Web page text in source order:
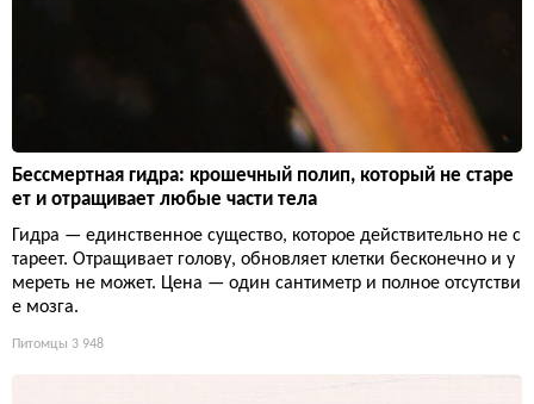
Бессмертная гидра: крошечный полип, который не старе
ет и отращивает любые части тела
Гидра — единственное существо, которое действительно не с
тареет. Отращивает голову, обновляет клетки бесконечно и у
мереть не может. Цена — один сантиметр и полное отсутстви
е мозга.
Питомцы 3 948